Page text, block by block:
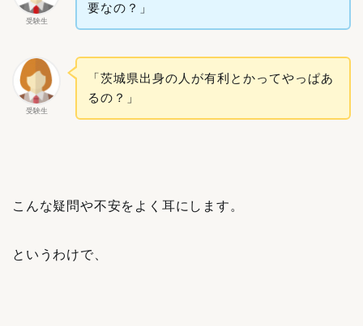
受験生
要なの？」
受験生
「茨城県出身の人が有利とかってやっぱあ
るの？」
こんな疑問や不安をよく耳にします。
というわけで、